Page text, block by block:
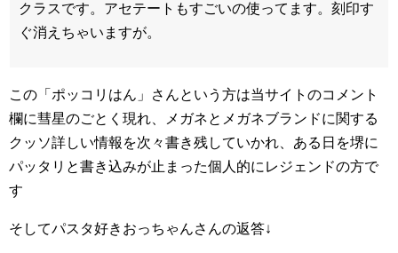
クラスです。アセテートもすごいの使ってます。刻印す
ぐ消えちゃいますが。
この「ポッコリはん」さんという方は当サイトのコメント
欄に彗星のごとく現れ、メガネとメガネブランドに関する
クッソ詳しい情報を次々書き残していかれ、ある日を堺に
パッタリと書き込みが止まった個人的にレジェンドの方で
す
そしてパスタ好きおっちゃんさんの返答↓